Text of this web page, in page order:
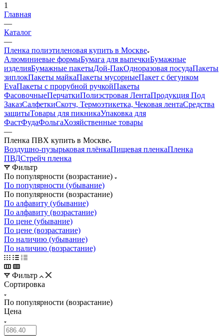
1
Главная
—
Каталог
—
Пленка полиэтиленовая купить в Москве
Алюминиевые формыБумага для выпечкиБумажные
изделияБумажные пакетыДой-ПакОдноразовая посудаПакеты
зиплокПакеты майкаПакеты мусорныеПакет с бегунком
EvaПакеты с прорубной ручкойПакеты
ФасовочныеПерчаткиПолиэстровая ЛентаПродукция Под
ЗаказСалфеткиСкотч, Термоэтикетка, Чековая лентаСредства
защитыТовары для пикникаУпаковка для
ФастФудаФольгаХозяйственные товары
—
Пленка ПВХ купить в Москве
Воздушно-пузырьковая плёнкаПищевая пленкаПленка
ПВДСтрейч пленка
Фильтр
По популярности (возрастание)
По популярности (убывание)
По популярности (возрастание)
По алфавиту (убывание)
По алфавиту (возрастание)
По цене (убывание)
По цене (возрастание)
По наличию (убывание)
По наличию (возрастание)
Фильтр
Сортировка
По популярности (возрастание)
Цена